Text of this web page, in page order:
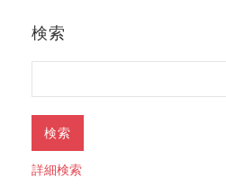
検索
詳細検索